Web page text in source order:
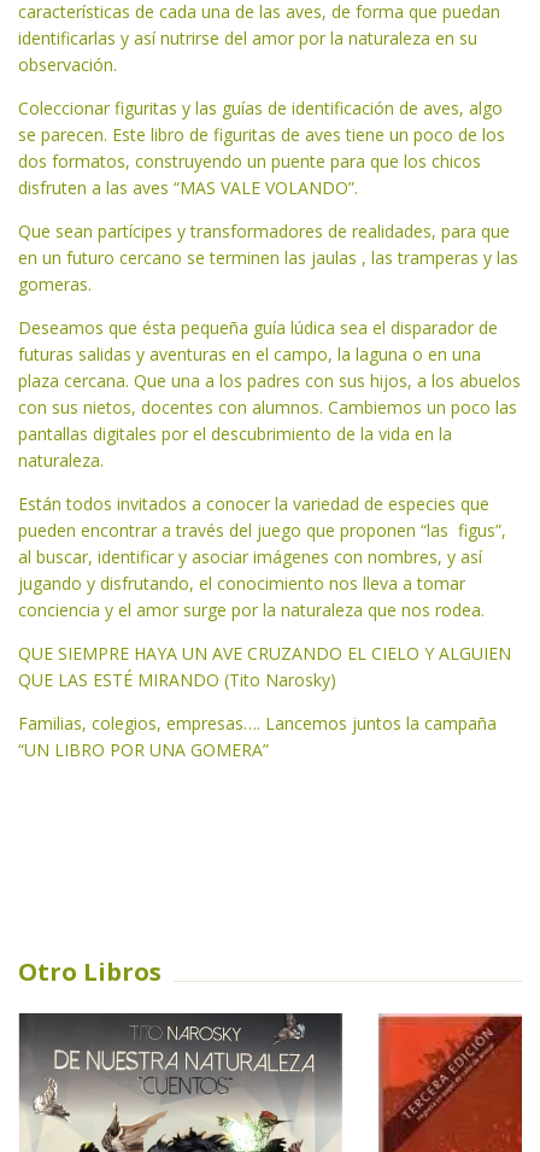
características de cada una de las aves, de forma que puedan
identificarlas y así nutrirse del amor por la naturaleza en su
observación.
Coleccionar figuritas y las guías de identificación de aves, algo
se parecen. Este libro de figuritas de aves tiene un poco de los
dos formatos, construyendo un puente para que los chicos
disfruten a las aves “MAS VALE VOLANDO”.
Que sean partícipes y transformadores de realidades, para que
en un futuro cercano se terminen las jaulas , las tramperas y las
gomeras.
Deseamos que ésta pequeña guía lúdica sea el disparador de
futuras salidas y aventuras en el campo, la laguna o en una
plaza cercana. Que una a los padres con sus hijos, a los abuelos
con sus nietos, docentes con alumnos. Cambiemos un poco las
pantallas digitales por el descubrimiento de la vida en la
naturaleza.
Están todos invitados a conocer la variedad de especies que
pueden encontrar a través del juego que proponen “las figus”,
al buscar, identificar y asociar imágenes con nombres, y así
jugando y disfrutando, el conocimiento nos lleva a tomar
conciencia y el amor surge por la naturaleza que nos rodea.
QUE SIEMPRE HAYA UN AVE CRUZANDO EL CIELO Y ALGUIEN
QUE LAS ESTÉ MIRANDO (Tito Narosky)
Familias, colegios, empresas…. Lancemos juntos la campaña
“UN LIBRO POR UNA GOMERA”
Otro Libros